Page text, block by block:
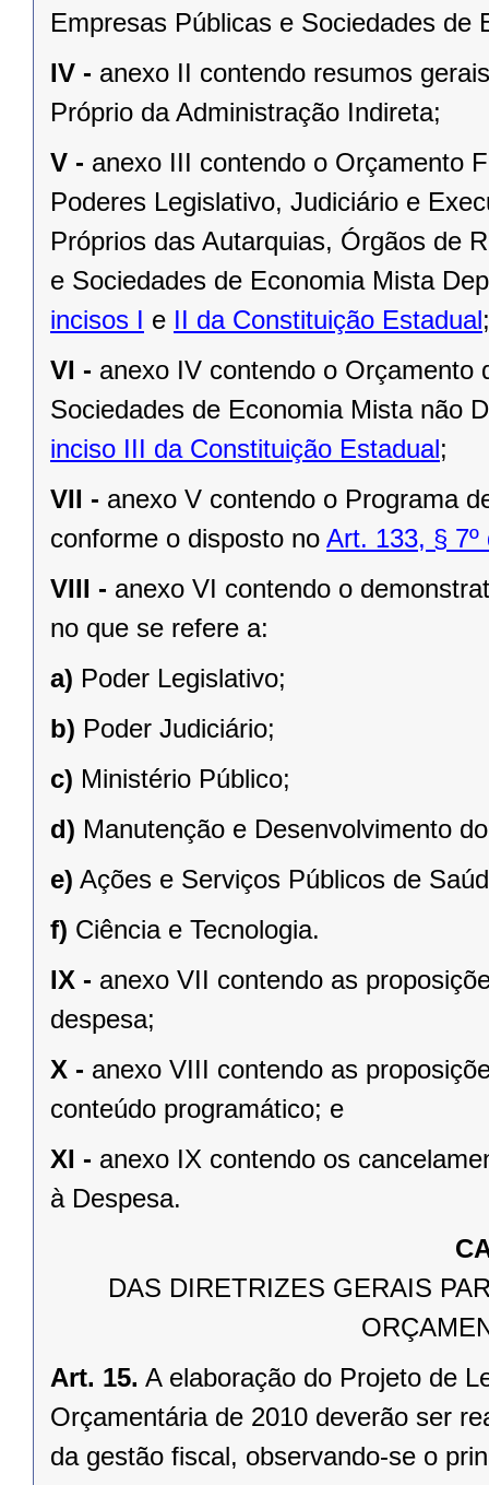
Empresas Públicas e Sociedades de
IV - anexo II contendo resumos
Próprio da Administração Indireta;
V - anexo III contendo o Orçamento
Poderes Legislativo, Judiciário e
Próprios das Autarquias, Órgãos de
e Sociedades de Economia Mista
incisos I e II da Constituição Estadual;
VI - anexo IV contendo o Orçamento
Sociedades de Economia Mista não
inciso III da Constituição Estadual;
VII - anexo V contendo o Programa
conforme o disposto no Art. 133, §
VIII - anexo VI contendo o
no que se refere a:
a) Poder Legislativo;
b) Poder Judiciário;
c) Ministério Público;
d) Manutenção e Desenvolvimento
e) Ações e Serviços Públicos de
f) Ciência e Tecnologia.
IX - anexo VII contendo as
despesa;
X - anexo VIII contendo as
conteúdo programático; e
XI - anexo IX contendo os
à Despesa.
DAS DIRETRIZES GERAIS
Art. 15. A elaboração do Projeto de
Orçamentária de 2010 deverão ser
da gestão fiscal, observando-se o